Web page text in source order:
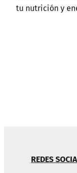
tu nutrición y
DE
REDES